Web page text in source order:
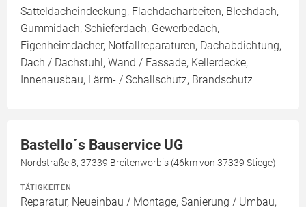
Satteldacheindeckung, Flachdacharbeiten, Blechdach,
Gummidach, Schieferdach, Gewerbedach,
Eigenheimdächer, Notfallreparaturen, Dachabdichtung,
Dach / Dachstuhl, Wand / Fassade, Kellerdecke,
Innenausbau, Lärm- / Schallschutz, Brandschutz
Bastello´s Bauservice UG
Nordstraße 8, 37339 Breitenworbis (46km von 37339 Stiege)
TÄTIGKEITEN
Reparatur, Neueinbau / Montage, Sanierung / Umbau,